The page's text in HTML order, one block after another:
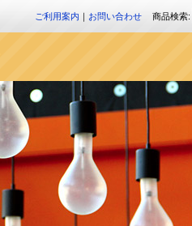
ご利用案内 ｜ お問い合わせ 商品検索: